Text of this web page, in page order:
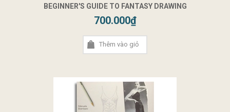
BEGINNER'S GUIDE TO FANTASY DRAWING
700.000₫
Thêm vào giỏ